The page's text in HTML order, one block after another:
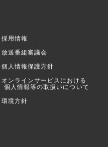
採用情報
放送番組審議会
個人情報保護方針
オンラインサービスにおける
人情報等の取扱いについて
環境方針